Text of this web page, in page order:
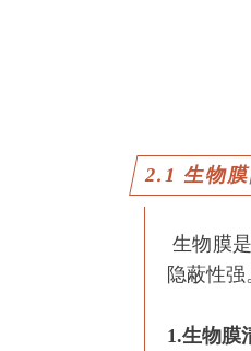
2.1 生物
生物膜
隐蔽性
1.生物膜